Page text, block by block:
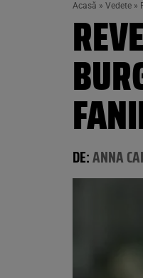
Acasă » Vedete »
DE:ANNA